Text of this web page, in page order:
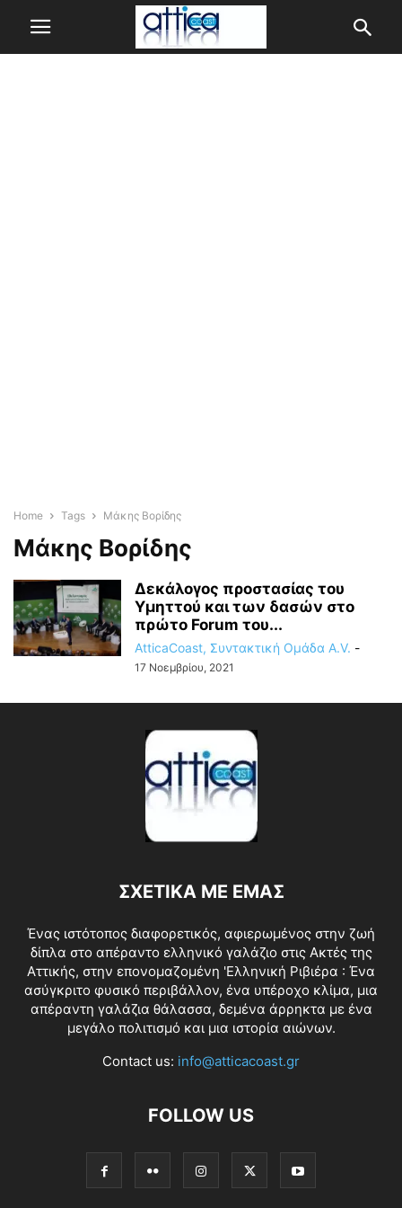
Home Tags Μάκης Βορίδης
Μάκης Βορίδης
Δεκάλογος προστασίας του
Υμηττού και των δασών στο
πρώτο Forum του...
AtticaCoast, Συντακτική Ομάδα A.V. -
17 Νοεμβρίου, 2021
ΣΧΕΤΙΚΑ ΜΕ ΕΜΑΣ
Ένας ιστότοπος διαφορετικός, αφιερωμένος στην ζωή
δίπλα στο απέραντο ελληνικό γαλάζιο στις Ακτές της
Αττικής, στην επονομαζομένη 'Ελληνική Ριβιέρα : Ένα
ασύγκριτο φυσικό περιβάλλον, ένα υπέροχο κλίμα, μια
απέραντη γαλάζια θάλασσα, δεμένα άρρηκτα με ένα
μεγάλο πολιτισμό και μια ιστορία αιώνων.
Contact us: info@atticacoast.gr
FOLLOW US